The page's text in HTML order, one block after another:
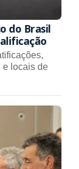
do Brasil
e locais de